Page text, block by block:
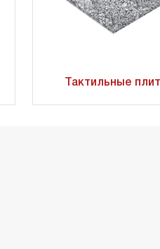
Тактильные